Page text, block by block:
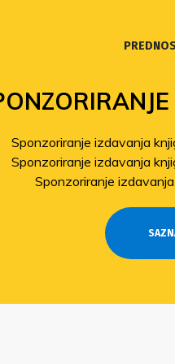
Sponzoriranje izdavanja
Sponzoriranje izdavanja
Sponzoriranje